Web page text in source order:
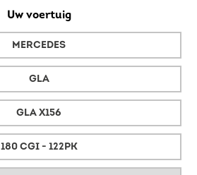
Uw voertuig
MERCEDES
GLA
GLA X156
180 CGI - 122PK